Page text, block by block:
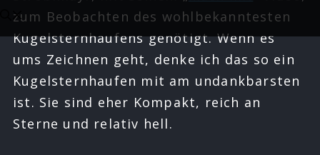
zum Beobachten des wohlbekanntesten
Kugelsternhaufens genötigt. Wenn es
ums Zeichnen geht, denke ich das so ein
Kugelsternhaufen mit am undankbarsten
ist. Sie sind eher Kompakt, reich an
Sterne und relativ hell.